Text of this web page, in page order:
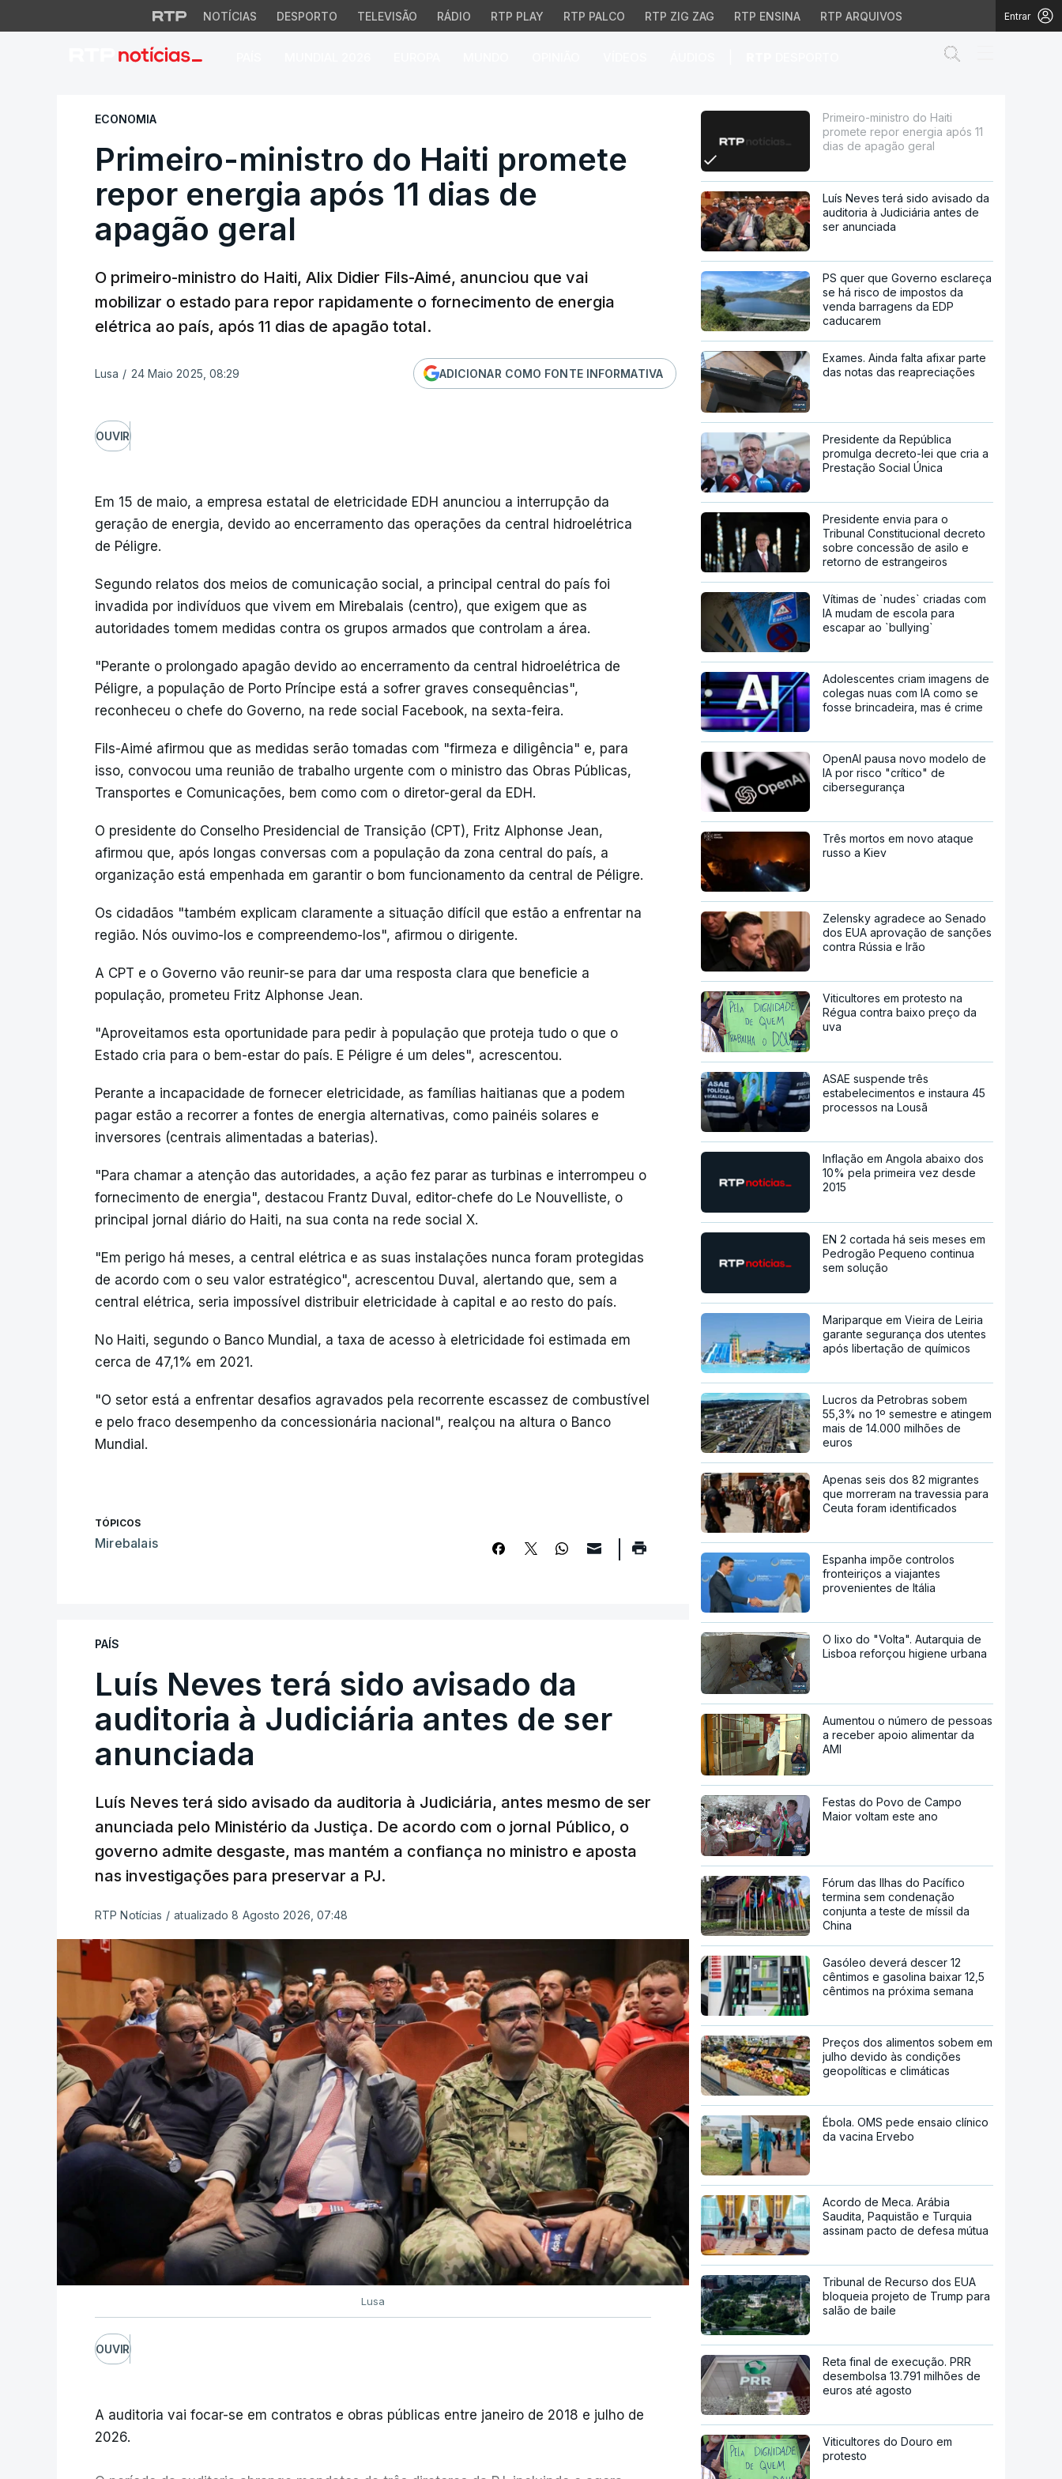
NOTÍCIAS DESPORTO TELEVISÃO RÁDIO RTP PLAY RTP PALCO RTP ZIG ZAG RTP ENSINA RTP ARQUIVOS Entrar
Primeiro-ministro do Haiti promete repor energia após 11 dias de
ECONOMIA
Primeiro-ministro do Haiti promete
repor energia após 11 dias de
apagão geral
O primeiro-ministro do Haiti, Alix Didier Fils-Aimé, anunciou que vai
mobilizar o estado para repor rapidamente o fornecimento de energia
elétrica ao país, após 11 dias de apagão total.
Lusa / 24 Maio 2025, 08:29 ADICIONAR COMO FONTE INFORMATIVA
OUVIR
Em 15 de maio, a empresa estatal de eletricidade EDH anunciou a interrupção da
geração de energia, devido ao encerramento das operações da central hidroelétrica
de Péligre.
Segundo relatos dos meios de comunicação social, a principal central do país foi
invadida por indivíduos que vivem em Mirebalais (centro), que exigem que as
autoridades tomem medidas contra os grupos armados que controlam a área.
"Perante o prolongado apagão devido ao encerramento da central hidroelétrica de
Péligre, a população de Porto Príncipe está a sofrer graves consequências",
reconheceu o chefe do Governo, na rede social Facebook, na sexta-feira.
Fils-Aimé afirmou que as medidas serão tomadas com "firmeza e diligência" e, para
isso, convocou uma reunião de trabalho urgente com o ministro das Obras Públicas,
Transportes e Comunicações, bem como com o diretor-geral da EDH.
O presidente do Conselho Presidencial de Transição (CPT), Fritz Alphonse Jean,
afirmou que, após longas conversas com a população da zona central do país, a
organização está empenhada em garantir o bom funcionamento da central de Péligre.
Os cidadãos "também explicam claramente a situação difícil que estão a enfrentar na
região. Nós ouvimo-los e compreendemo-los", afirmou o dirigente.
A CPT e o Governo vão reunir-se para dar uma resposta clara que beneficie a
população, prometeu Fritz Alphonse Jean.
"Aproveitamos esta oportunidade para pedir à população que proteja tudo o que o
Estado cria para o bem-estar do país. E Péligre é um deles", acrescentou.
Perante a incapacidade de fornecer eletricidade, as famílias haitianas que a podem
pagar estão a recorrer a fontes de energia alternativas, como painéis solares e
inversores (centrais alimentadas a baterias).
"Para chamar a atenção das autoridades, a ação fez parar as turbinas e interrompeu o
fornecimento de energia", destacou Frantz Duval, editor-chefe do Le Nouvelliste, o
principal jornal diário do Haiti, na sua conta na rede social X.
"Em perigo há meses, a central elétrica e as suas instalações nunca foram protegidas
de acordo com o seu valor estratégico", acrescentou Duval, alertando que, sem a
central elétrica, seria impossível distribuir eletricidade à capital e ao resto do país.
No Haiti, segundo o Banco Mundial, a taxa de acesso à eletricidade foi estimada em
cerca de 47,1% em 2021.
"O setor está a enfrentar desafios agravados pela recorrente escassez de combustível
e pelo fraco desempenho da concessionária nacional", realçou na altura o Banco
Mundial.
TÓPICOS
Mirebalais
PAÍS
Luís Neves terá sido avisado da
auditoria à Judiciária antes de ser
anunciada
Luís Neves terá sido avisado da auditoria à Judiciária, antes mesmo de ser
anunciada pelo Ministério da Justiça. De acordo com o jornal Público, o
governo admite desgaste, mas mantém a confiança no ministro e aposta
nas investigações para preservar a PJ.
RTP Notícias / atualizado 8 Agosto 2026, 07:48
Lusa
OUVIR
A auditoria vai focar-se em contratos e obras públicas entre janeiro de 2018 e julho de
2026.
Primeiro-ministro do Haiti
promete repor energia após 11
dias de apagão geral
Luís Neves terá sido avisado da
auditoria à Judiciária antes de
ser anunciada
PS quer que Governo esclareça
se há risco de impostos da
venda barragens da EDP
caducarem
Exames. Ainda falta afixar parte
das notas das reapreciações
Presidente da República
promulga decreto-lei que cria a
Prestação Social Única
Presidente envia para o
Tribunal Constitucional decreto
sobre concessão de asilo e
retorno de estrangeiros
Vítimas de `nudes` criadas com
IA mudam de escola para
escapar ao `bullying`
Adolescentes criam imagens de
colegas nuas com IA como se
fosse brincadeira, mas é crime
OpenAI pausa novo modelo de
IA por risco "crítico" de
cibersegurança
Três mortos em novo ataque
russo a Kiev
Zelensky agradece ao Senado
dos EUA aprovação de sanções
contra Rússia e Irão
Viticultores em protesto na
Régua contra baixo preço da
uva
ASAE suspende três
estabelecimentos e instaura 45
processos na Lousã
Inflação em Angola abaixo dos
10% pela primeira vez desde
2015
EN 2 cortada há seis meses em
Pedrogão Pequeno continua
sem solução
Mariparque em Vieira de Leiria
garante segurança dos utentes
após libertação de químicos
Lucros da Petrobras sobem
55,3% no 1º semestre e atingem
mais de 14.000 milhões de
euros
Apenas seis dos 82 migrantes
que morreram na travessia para
Ceuta foram identificados
Espanha impõe controlos
fronteiriços a viajantes
provenientes de Itália
O lixo do "Volta". Autarquia de
Lisboa reforçou higiene urbana
Aumentou o número de pessoas
a receber apoio alimentar da
AMI
Festas do Povo de Campo
Maior voltam este ano
Fórum das Ilhas do Pacífico
termina sem condenação
conjunta a teste de míssil da
China
Gasóleo deverá descer 12
cêntimos e gasolina baixar 12,5
cêntimos na próxima semana
Preços dos alimentos sobem em
julho devido às condições
geopolíticas e climáticas
Ébola. OMS pede ensaio clínico
da vacina Ervebo
Acordo de Meca. Arábia
Saudita, Paquistão e Turquia
assinam pacto de defesa mútua
Tribunal de Recurso dos EUA
bloqueia projeto de Trump para
salão de baile
Reta final de execução. PRR
desembolsa 13.791 milhões de
euros até agosto
Viticultores do Douro em
protesto